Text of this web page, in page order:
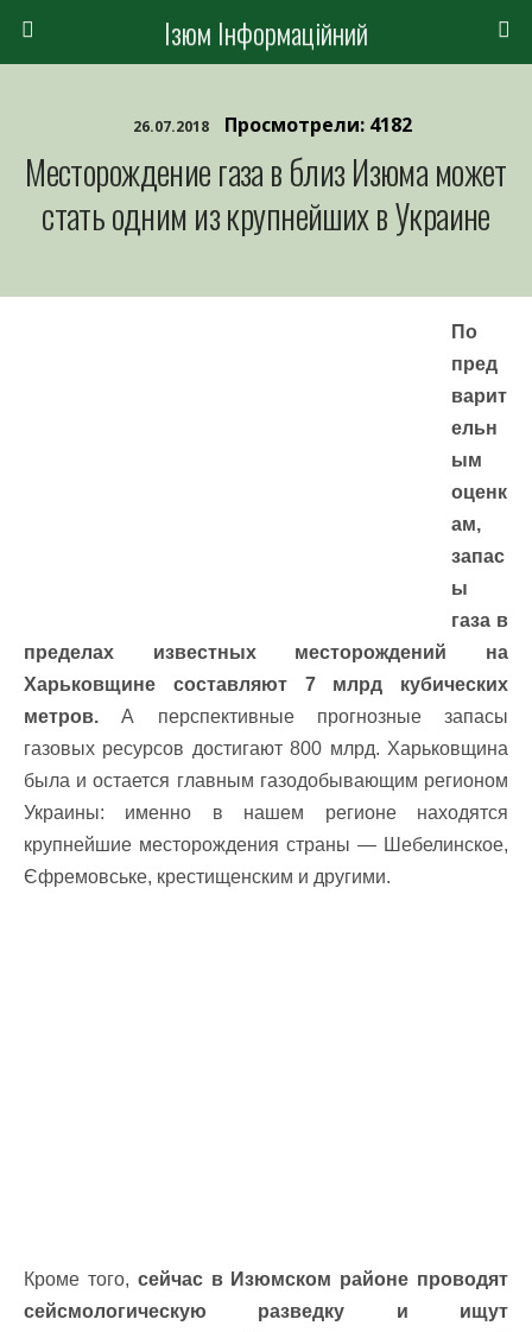
Ізюм Інформаційний
26.07.2018 Просмотрели: 4182
Месторождение газа в близ Изюма может
стать одним из крупнейших в Украине
По
пред
варит
ельн
ым
оценк
ам,
запас
ы
газа в
пределах известных месторождений на
Харьковщине составляют 7 млрд кубических
метров. А перспективные прогнозные запасы
газовых ресурсов достигают 800 млрд. Харьковщина
была и остается главным газодобывающим регионом
Украины: именно в нашем регионе находятся
крупнейшие месторождения страны — Шебелинское,
Єфремовське, крестищенским и другими.
Кроме того, сейчас в Изюмском районе проводят
сейсмологическую разведку и ищут